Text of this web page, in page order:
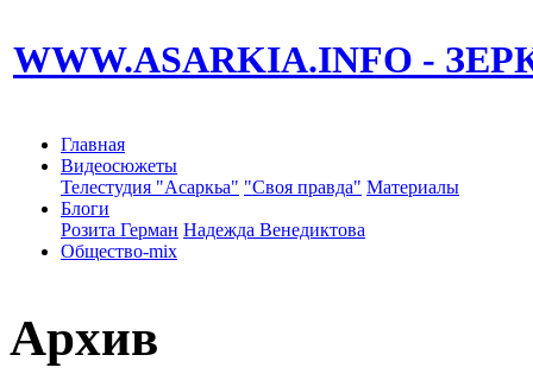
WWW.ASARKIA.INFO -
Главная
Видеосюжеты
Телестудия "Асаркьа" "Своя правда" Материалы
Блоги
Розита Герман Надежда Венедиктова
Общество-mix
Архив